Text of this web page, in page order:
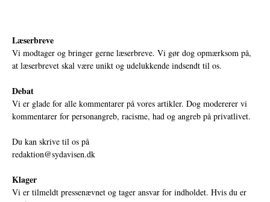
Læserbreve
Vi modtager og bringer gerne læserbreve. Vi gør dog opmærksom på,
at læserbrevet skal være unikt og udelukkende indsendt til os.
Debat
Vi er glade for alle kommentarer på vores artikler. Dog modererer vi
kommentarer for personangreb, racisme, had og angreb på privatlivet.
Du kan skrive til os på
redaktion@sydavisen.dk
Klager
Vi er tilmeldt pressenævnet og tager ansvar for indholdet. Hvis du er